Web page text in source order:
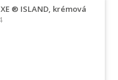
® ISLAND, krémová